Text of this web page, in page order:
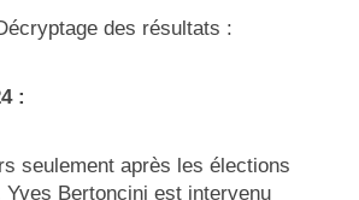
des résultats :
:
seulement après les élections
Yves Bertoncini est intervenu